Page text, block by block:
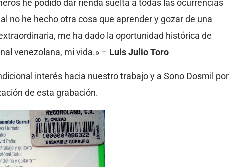
he podido dar rienda suelta a todas las ocurrencias
no he hecho otra cosa que aprender y gozar de una
me ha dado la oportunidad histórica de
venezolana, mi vida.» – Luis Julio Toro
interés hacia nuestro trabajo y a Sono Dosmil por
de esta grabación.